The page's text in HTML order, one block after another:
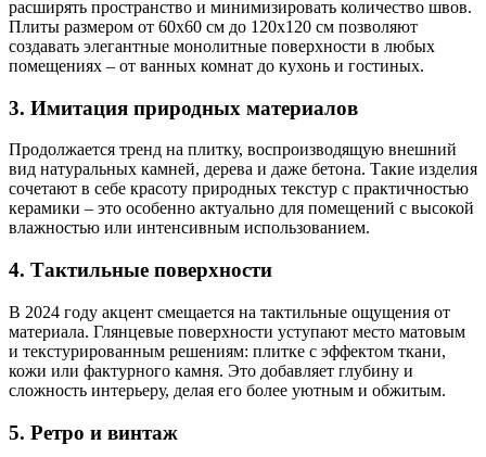
расширять пространство и минимизировать количество швов.
Плиты размером от 60х60 см до 120х120 см позволяют
создавать элегантные монолитные поверхности в любых
помещениях – от ванных комнат до кухонь и гостиных.
3. Имитация природных материалов
Продолжается тренд на плитку, воспроизводящую внешний
вид натуральных камней, дерева и даже бетона. Такие изделия
сочетают в себе красоту природных текстур с практичностью
керамики – это особенно актуально для помещений с высокой
влажностью или интенсивным использованием.
4. Тактильные поверхности
В 2024 году акцент смещается на тактильные ощущения от
материала. Глянцевые поверхности уступают место матовым
и текстурированным решениям: плитке с эффектом ткани,
кожи или фактурного камня. Это добавляет глубину и
сложность интерьеру, делая его более уютным и обжитым.
5. Ретро и винтаж